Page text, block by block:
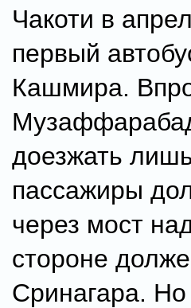
Чакоти в
первый
Кашмира.
доезжать
пассажиры
через мост
стороне
Сринагара.